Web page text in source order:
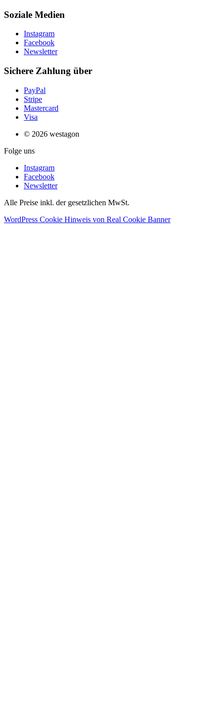
Soziale Medien
Instagram
Facebook
Newsletter
Sichere Zahlung über
PayPal
Stripe
Mastercard
Visa
© 2026 westagon
Folge uns
Instagram
Facebook
Newsletter
Alle Preise inkl. der gesetzlichen MwSt.
WordPress Cookie Hinweis von Real Cookie Banner